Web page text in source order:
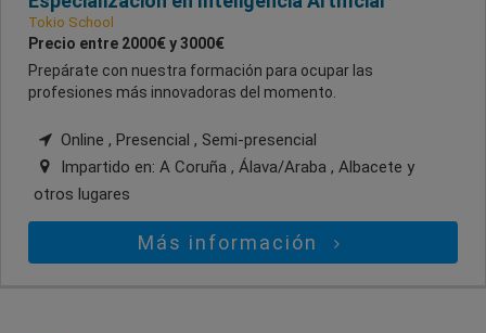
Tokio School
Precio entre 2000€ y 3000€
Prepárate con nuestra formación para ocupar las
profesiones más innovadoras del momento.
Online , Presencial , Semi-presencial
Impartido en: A Coruña , Álava/Araba , Albacete y
otros lugares
Más información